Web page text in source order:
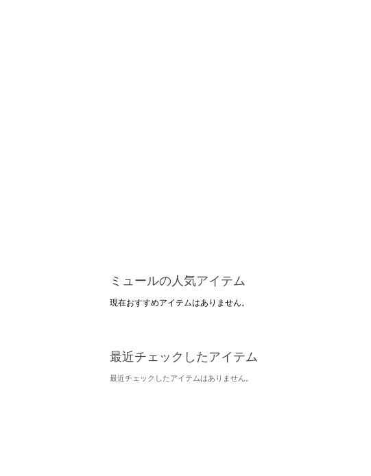
ミュールの人気アイテム
現在おすすめアイテムはありません。
最近チェックしたアイテム
最近チェックしたアイテムはありません。